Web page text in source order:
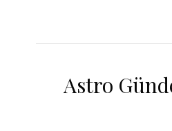
Astro